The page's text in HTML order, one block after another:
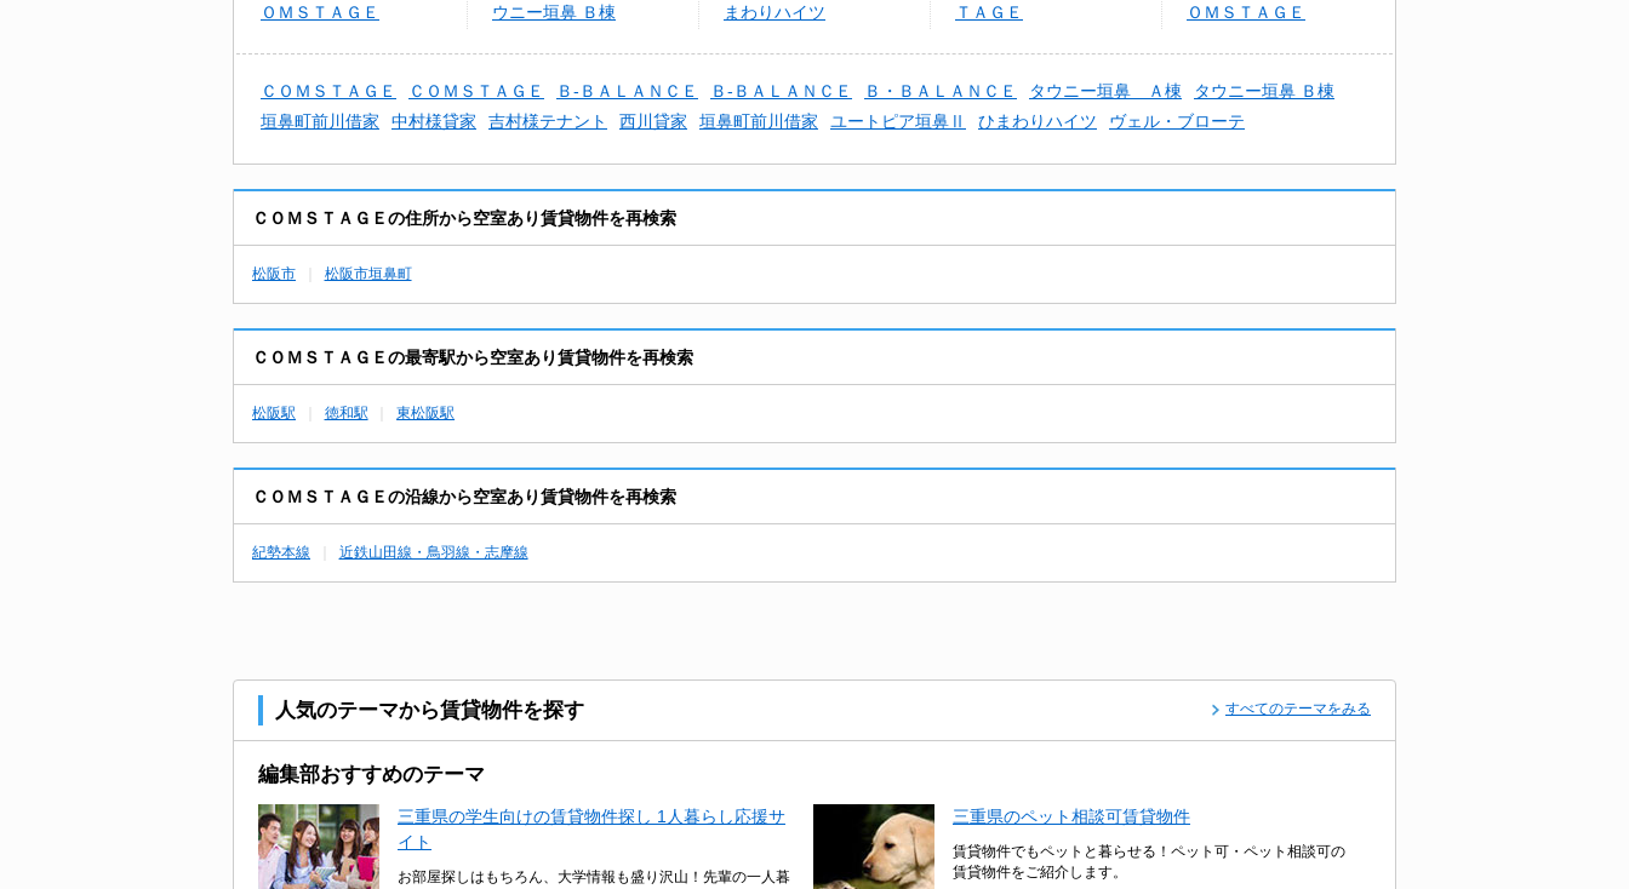
ＯＭＳＴＡＧＥ
ウニー垣鼻 Ｂ棟
まわりハイツ
ＴＡＧＥ
ＯＭＳＴＡＧＥ
ＣＯＭＳＴＡＧＥ ＣＯＭＳＴＡＧＥ Ｂ-ＢＡＬＡＮＣＥ Ｂ-ＢＡＬＡＮＣＥ Ｂ・ＢＡＬＡＮＣＥ タウニー垣鼻 Ａ棟
タウニー垣鼻 Ｂ棟
垣鼻町前川借家
中村様貸家 吉村様テナント 西川貸家 垣鼻町前川借家 ユートピア垣鼻Ⅱ ひまわりハイツ ヴェル・ブローテ
ＣＯＭＳＴＡＧＥの住所から空室あり賃貸物件を再検索
松阪市 松阪市垣鼻町
ＣＯＭＳＴＡＧＥの最寄駅から空室あり賃貸物件を再検索
松阪駅 徳和駅 東松阪駅
ＣＯＭＳＴＡＧＥの沿線から空室あり賃貸物件を再検索
紀勢本線 近鉄山田線・鳥羽線・志摩線
人気のテーマから賃貸物件を探す すべてのテーマをみる
編集部おすすめのテーマ
三重県の学生向けの賃貸物件探し 1人暮らし応援サ
イト
お部屋探しはもちろん、大学情報も盛り沢山！先輩の一人暮
三重県のペット相談可賃貸物件
賃貸物件でもペットと暮らせる！ペット可・ペット相談可の
賃貸物件をご紹介します。